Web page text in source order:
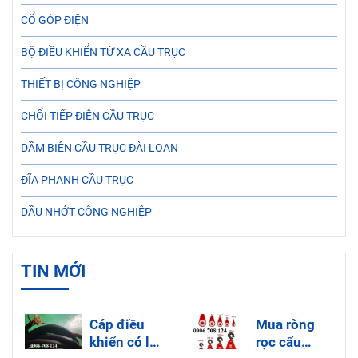
CỔ GÓP ĐIỆN
BỘ ĐIỀU KHIỂN TỪ XA CẦU TRỤC
THIẾT BỊ CÔNG NGHIỆP
CHỔI TIẾP ĐIỆN CẦU TRỤC
DẦM BIÊN CẦU TRỤC ĐÀI LOAN
ĐĨA PHANH CẦU TRỤC
DẦU NHỚT CÔNG NGHIỆP
TIN MỚI
Cáp điều
khiển có lõi
Mua ròng
rọc cẩu